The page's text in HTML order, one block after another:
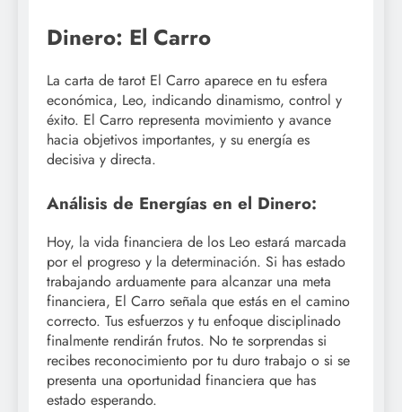
Dinero: El Carro
La carta de tarot El Carro aparece en tu esfera
económica, Leo, indicando dinamismo, control y
éxito. El Carro representa movimiento y avance
hacia objetivos importantes, y su energía es
decisiva y directa.
Análisis de Energías en el Dinero:
Hoy, la vida financiera de los Leo estará marcada
por el progreso y la determinación. Si has estado
trabajando arduamente para alcanzar una meta
financiera, El Carro señala que estás en el camino
correcto. Tus esfuerzos y tu enfoque disciplinado
finalmente rendirán frutos. No te sorprendas si
recibes reconocimiento por tu duro trabajo o si se
presenta una oportunidad financiera que has
estado esperando.